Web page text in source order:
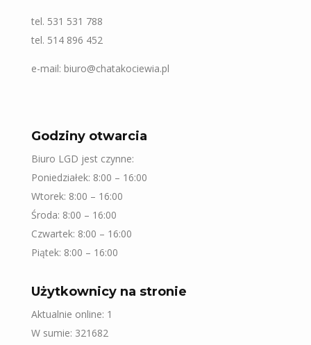
tel. 531 531 788
tel. 514 896 452
e-mail: biuro@chatakociewia.pl
Godziny otwarcia
Biuro LGD jest czynne:
Poniedziałek: 8:00 – 16:00
Wtorek: 8:00 – 16:00
Środa: 8:00 – 16:00
Czwartek: 8:00 – 16:00
Piątek: 8:00 – 16:00
Użytkownicy na stronie
Aktualnie online: 1
W sumie: 321682